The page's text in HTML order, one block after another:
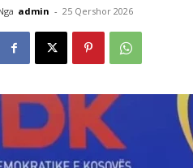
admin - 25 Qershor 2026